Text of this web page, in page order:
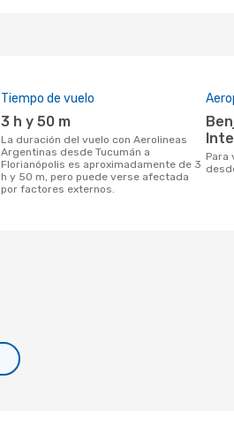
Tiempo de vuelo
3 h y 50 m
La duración del vuelo con Aerolineas
Argentinas desde Tucumán a
Florianópolis es aproximadamente de 3
h y 50 m, pero puede verse afectada
por factores externos.
Benjamin Matienzo
Para vuelos de Aerolineas Argentinas